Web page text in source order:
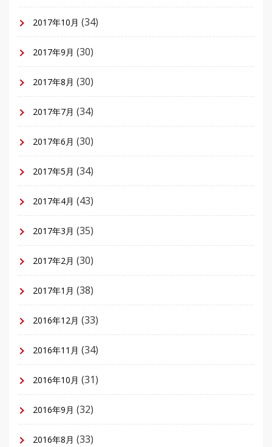
2017年10月 (34)
2017年9月 (30)
2017年8月 (30)
2017年7月 (34)
2017年6月 (30)
2017年5月 (34)
2017年4月 (43)
2017年3月 (35)
2017年2月 (30)
2017年1月 (38)
2016年12月 (33)
2016年11月 (34)
2016年10月 (31)
2016年9月 (32)
2016年8月 (33)